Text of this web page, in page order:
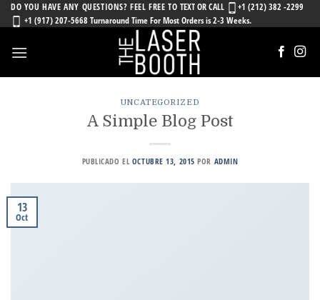
Skip
to
DO YOU HAVE ANY QUESTIONS? FEEL FREE TOTEXT OR CALL
+1 (212) 382 -2299
+1 (917) 207-5668 Turnaround Time For Most Orders is 2-3 Weeks.
UNCATEGORIZED
A Simple Blog Post
PUBLICADO EL OCTUBRE 13, 2015 POR ADMIN
13
Oct